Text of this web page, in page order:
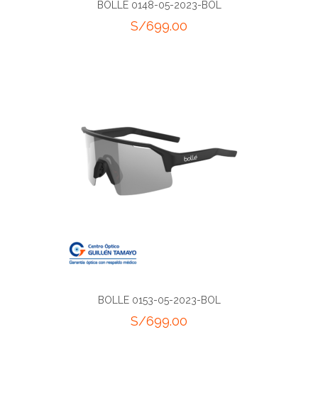
BOLLE 0148-05-2023-BOL
S/699.00
BOLLE 0153-05-2023-BOL
S/699.00